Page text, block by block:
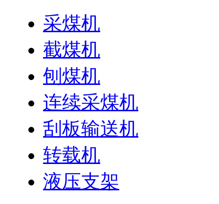
采煤机
截煤机
刨煤机
连续采煤机
刮板输送机
转载机
液压支架